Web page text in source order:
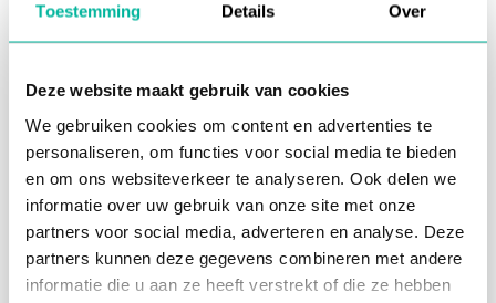
Toestemming Details Over
Deze website maakt gebruik van cookies
We gebruiken cookies om content en advertenties te
personaliseren, om functies voor social media te bieden
en om ons websiteverkeer te analyseren. Ook delen we
informatie over uw gebruik van onze site met onze
partners voor social media, adverteren en analyse. Deze
partners kunnen deze gegevens combineren met andere
informatie die u aan ze heeft verstrekt of die ze hebben
Uitgebreid zoeken
Nuttige zoekopdrachten
Zoekopdracht opslaan
Statistieken raadplegen
Contacten en leden beheren
Contacten toevoegen
Contactprofiel onderdelen
Contacten uitnodigen om Twizzit te gebruiken